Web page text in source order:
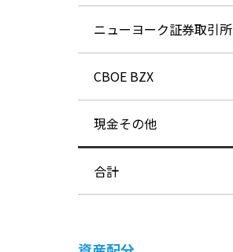
ニューヨーク証券取引所
CBOE BZX
現金その他
合計